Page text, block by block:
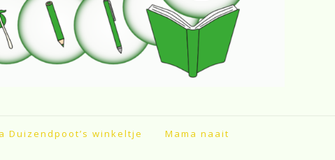
Duizendpoot’s winkeltje Mama naait